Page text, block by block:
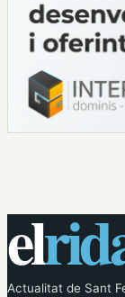
el
Actualitat de Sant